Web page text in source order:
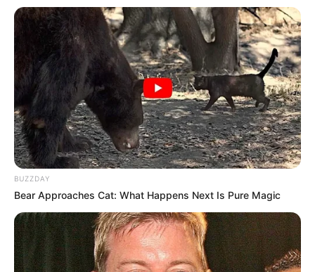
konkrét eseményeket.A spirituális utalások nem
vallási vagy egészségügyi állítások.A szöveg célja
az inspiráció és az önreflexió elősegítése.
Ha akarod, csinálhatunk belőle Facebook-poszt
sorozatot, képes verziót, vagy még
kattintásvadászabb címetis 😉🍀
BUZZDAY
Bear Approaches Cat: What Happens Next Is Pure Magic